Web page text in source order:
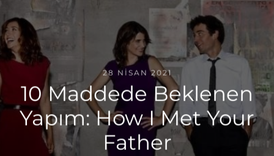
28 NISAN 2021
10 Maddede Beklenen
Yapım: How I Met Your
Father